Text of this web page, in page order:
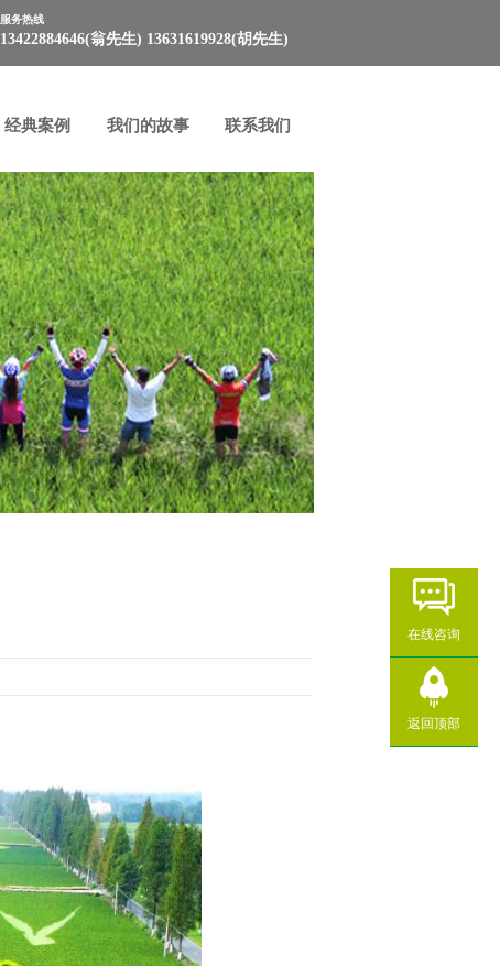
服务热线
13422884646(翁先生) 13631619928(胡先生)
经典案例
经典案例
我们的故事
我们的故事
联系我们
联系我们
在线咨询
返回顶部